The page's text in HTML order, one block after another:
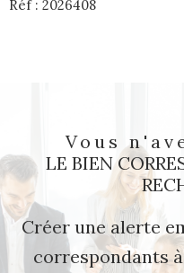
Réf : 2026408
Vous
LE BIEN
Créer une alerte
correspondants